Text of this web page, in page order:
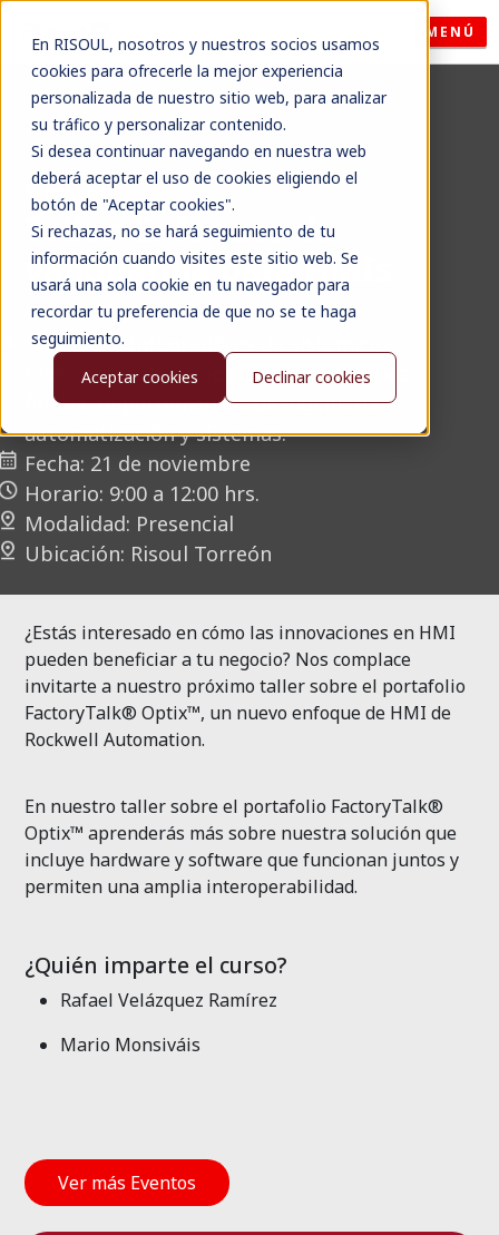
En RISOUL, nosotros y nuestros socios usamos
cookies para ofrecerle la mejor experiencia
personalizada de nuestro sitio web, para analizar
su tráfico y personalizar contenido.
Si desea continuar navegando en nuestra web
deberá aceptar el uso de cookies eligiendo el
botón de "Aceptar cookies".
Si rechazas, no se hará seguimiento de tu
información cuando visites este sitio web. Se
usará una sola cookie en tu navegador para
recordar tu preferencia de que no se te haga
seguimiento.
Aceptar cookies
Declinar cookies
MENÚ
Seminario
Taller: Enfoques de
vanguardia paraHMIs
Marca:RockwellAutomation
Dirigido a:
fabricantes de equipo original, usuarios
finales, departamentos de ingeniería,
automatización y sistemas.
Fecha: 21 de noviembre
Horario: 9:00 a 12:00 hrs.
Modalidad: Presencial
Ubicación: Risoul Torreón
¿Estás interesado en cómo las innovaciones en HMI
pueden beneficiar a tu negocio? Nos complace
invitarte a nuestro próximo taller sobre el portafolio
FactoryTalk®Optix™, un nuevo enfoque de HMI de
RockwellAutomation.
En nuestro taller sobre el portafolio FactoryTalk®
Optix™ aprenderás más sobre nuestra solución que
incluye hardware y software que funcionan juntos y
permiten una amplia interoperabilidad.
¿Quién imparte el curso?
Rafael Velázquez Ramírez
Mario Monsiváis
Ver más Eventos